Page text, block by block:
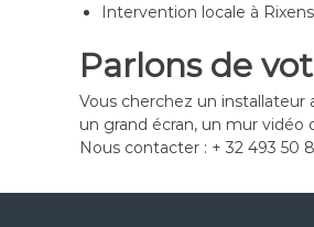
Intervention locale à
Parlons de
Vous cherchez un installateur
un grand écran, un mur vidéo
Nous contacter : + 32 493 50